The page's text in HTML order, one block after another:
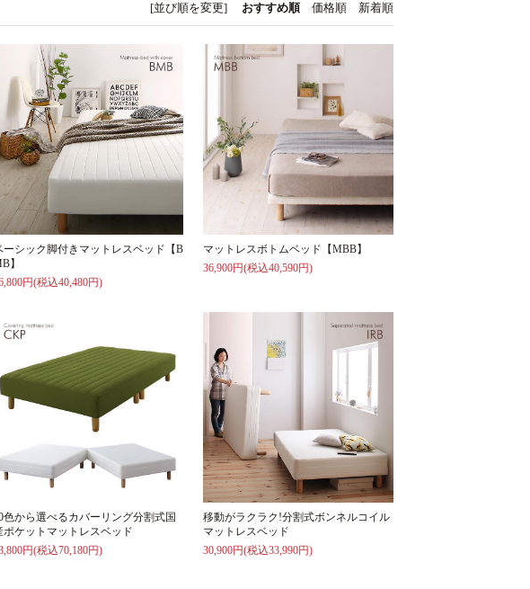
[並び順を変更] おすすめ順 価格順 新着順
ーシック脚付きマットレスベッド【B
】
円(税込40,480円)
マットレスボトムベッド【MBB】
36,900円(税込40,590円)
色から選べるカバーリング分割式国
ポケットマットレスベッド
円(税込70,180円)
移動がラクラク!分割式ボンネルコイル
マットレスベッド
30,900円(税込33,990円)